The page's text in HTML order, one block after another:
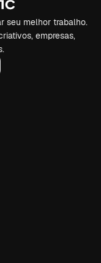
seu melhor trabalho.
empresas,